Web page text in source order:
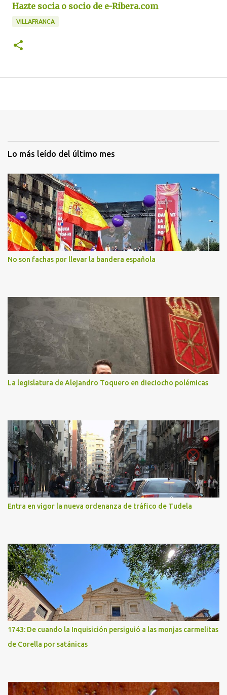
Hazte socia o socio de e-Ribera.com
VILLAFRANCA
Lo más leído del último mes
No son fachas por llevar la bandera española
La legislatura de Alejandro Toquero en dieciocho polémicas
Entra en vigor la nueva ordenanza de tráfico de Tudela
1743: De cuando la Inquisición persiguió a las monjas carmelitas
de Corella por satánicas